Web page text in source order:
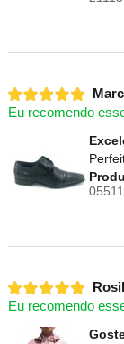
Eu recomendo
Eu recomendo